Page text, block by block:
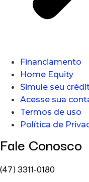
Financiamento
Home Equity
Simule seu
Acesse sua
Termos de uso
Política de
Fale Conosco
(47) 3311-0180